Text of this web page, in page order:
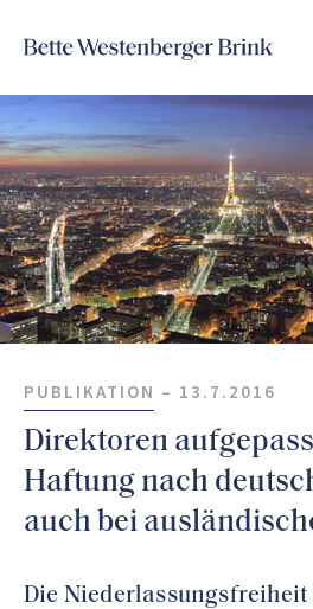
PUBLIKATION – 13.7.2016
Direktoren
Haftung nach
auch bei
Die Niederlassungsfreiheit